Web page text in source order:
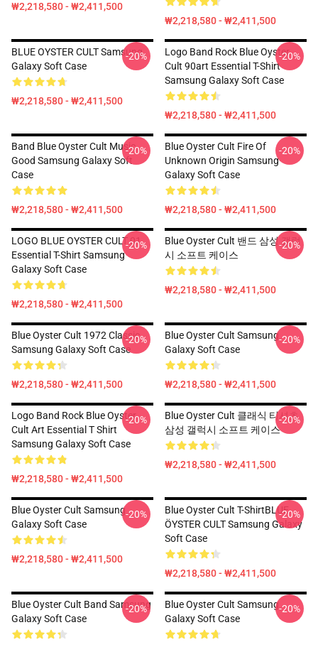
₩2,218,580 - ₩2,411,500
₩2,218,580 - ₩2,411,500
BLUE OYSTER CULT Samsung
Galaxy Soft Case
₩2,218,580 - ₩2,411,500
-20%
Logo Band Rock Blue Oyster
Cult 90art Essential T-Shirt
Samsung Galaxy Soft Case
₩2,218,580 - ₩2,411,500
-20%
Band Blue Oyster Cult Music
Good Samsung Galaxy Soft
Case
₩2,218,580 - ₩2,411,500
-20%
Blue Oyster Cult Fire Of
Unknown Origin Samsung
Galaxy Soft Case
₩2,218,580 - ₩2,411,500
-20%
LOGO BLUE OYSTER CULT 01
Essential T-Shirt Samsung
Galaxy Soft Case
₩2,218,580 - ₩2,411,500
-20%
Blue Oyster Cult 밴드 삼성 갤럭
시 소프트 케이스
₩2,218,580 - ₩2,411,500
-20%
Blue Oyster Cult 1972 Classic
Samsung Galaxy Soft Case
₩2,218,580 - ₩2,411,500
-20%
Blue Oyster Cult Samsung
Galaxy Soft Case
₩2,218,580 - ₩2,411,500
-20%
Logo Band Rock Blue Oyster
Cult Art Essential T Shirt
Samsung Galaxy Soft Case
₩2,218,580 - ₩2,411,500
-20%
Blue Oyster Cult 클래식 티셔츠
삼성 갤럭시 소프트 케이스
₩2,218,580 - ₩2,411,500
-20%
Blue Oyster Cult Samsung
Galaxy Soft Case
₩2,218,580 - ₩2,411,500
-20%
Blue Oyster Cult T-ShirtBLUE
ÖYSTER CULT Samsung Galaxy
Soft Case
₩2,218,580 - ₩2,411,500
-20%
Blue Oyster Cult Band Samsung
Galaxy Soft Case
-20%
Blue Oyster Cult Samsung
Galaxy Soft Case
-20%